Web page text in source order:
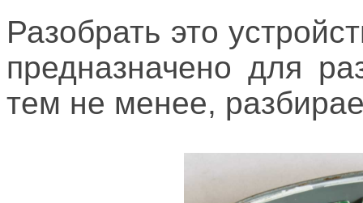
Разобрать это
предназначено для
тем не менее,